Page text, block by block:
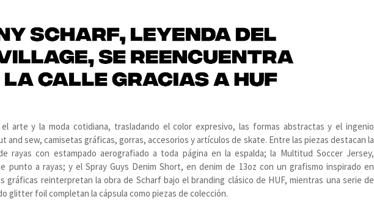
arte y la moda cotidiana, trasladando el color expresivo, las formas abstractas y el ingenio
and sew, camisetas gráficas, gorras, accesorios y artículos de skate. Entre las piezas destacan la
rayas con estampado aerografiado a toda página en la espalda; la Multitud Soccer Jersey,
punto a rayas; y el Spray Guys Denim Short, en denim de 13oz con un grafismo inspirado en
gráficas reinterpretan la obra de Scharf bajo el branding clásico de HUF, mientras una serie de
glitter foil completan la cápsula como piezas de colección.